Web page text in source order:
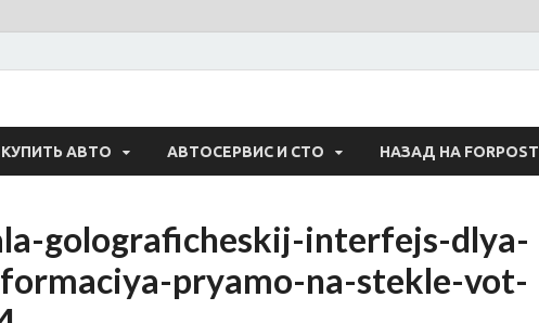
— Авто
КУПИТЬ АВТО АВТОСЕРВИС И СТО НАЗАД НА FORPOST
golograficheskij-interfejs-dlya-
pryamo-na-stekle-vot-